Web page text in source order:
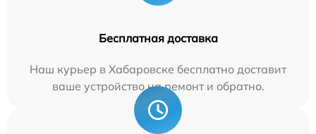
Бесплатная доставка
Наш курьер в Хабаровске бесплатно доставит
ваше устройство на ремонт и обратно.